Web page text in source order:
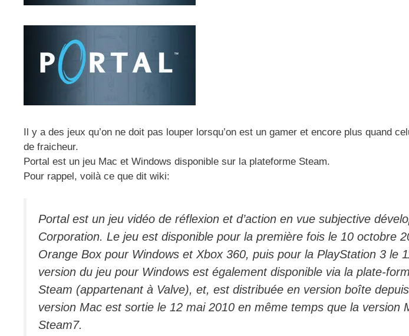
Il y a des jeux qu’on ne doit pas louper lorsqu’on est un gamer et encore plus quand
de fraicheur.
Portal est un jeu Mac et Windows disponible sur la plateforme Steam.
Pour rappel, voilà ce que dit wiki:
Portal est un jeu vidéo de réflexion et d’action en vue subjective
Corporation. Le jeu est disponible pour la première fois le 10 octobre
Orange Box pour Windows et Xbox 360, puis pour la PlayStation 3 le
version du jeu pour Windows est également disponible via la plate-
Steam (appartenant à Valve), et, est distribuée en version boîte
version Mac est sortie le 12 mai 2010 en même temps que la version
Steam7.